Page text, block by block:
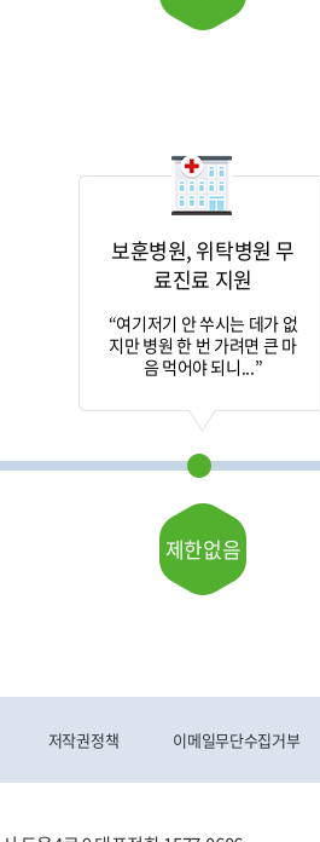
제한없음
보훈병원, 위탁병원 무
료진료 지원
“여기저기 안 쑤시는 데가 없
지만 병원 한 번 가려면 큰 마
음 먹어야 되니...”
저작권정책 이메일무단수집거부